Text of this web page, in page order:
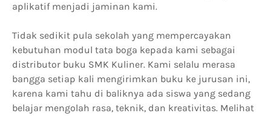
aplikatif menjadi jaminan kami.
Tidak sedikit pula sekolah yang mempercayakan
kebutuhan modul tata boga kepada kami sebagai
distributor buku SMK Kuliner. Kami selalu merasa
bangga setiap kali mengirimkan buku ke jurusan ini,
karena kami tahu di baliknya ada siswa yang sedang
belajar mengolah rasa, teknik, dan kreativitas. Melihat